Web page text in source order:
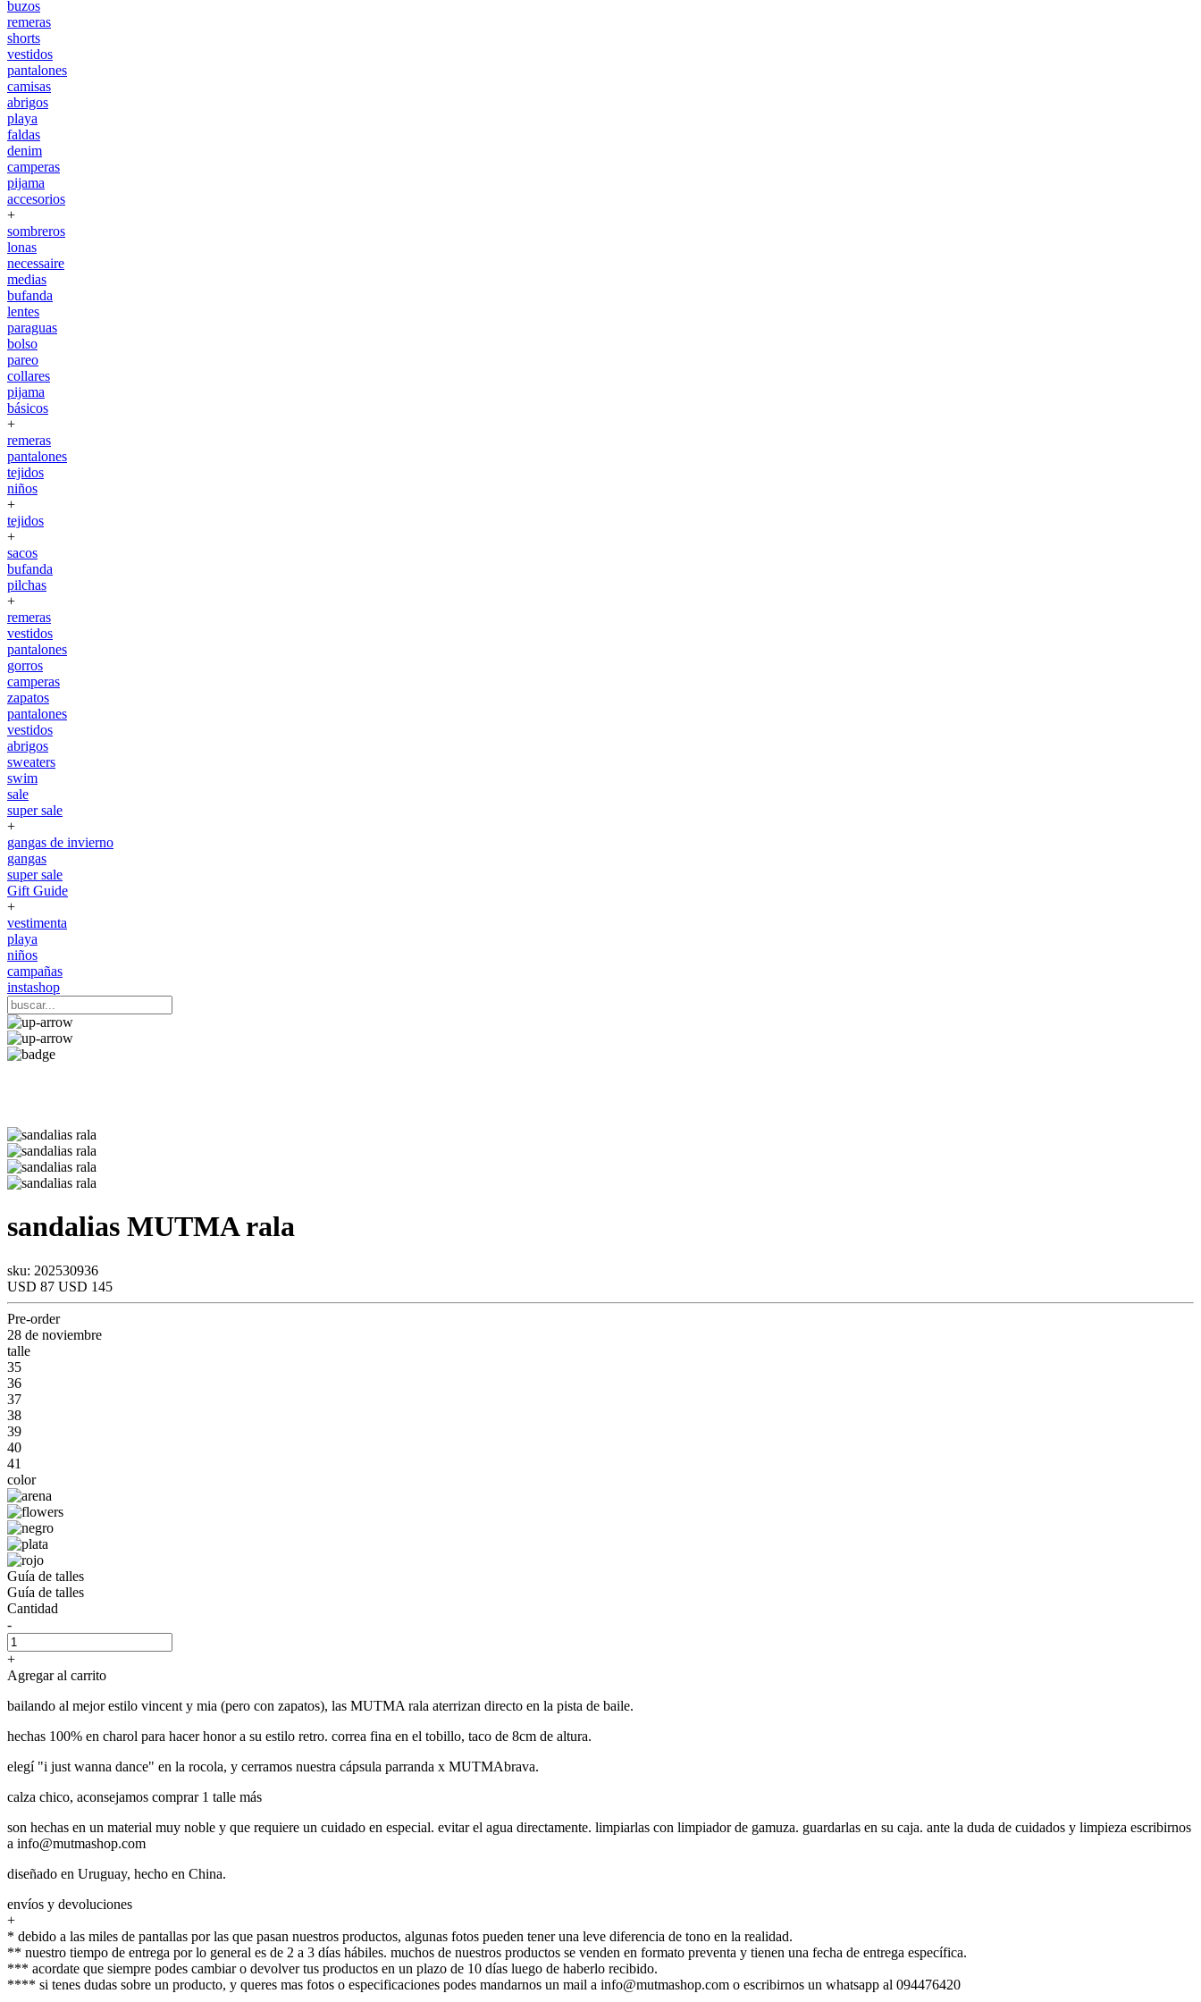
buzos
remeras
shorts
vestidos
pantalones
camisas
abrigos
playa
faldas
denim
camperas
pijama
accesorios
+
sombreros
lonas
necessaire
medias
bufanda
lentes
paraguas
bolso
pareo
collares
pijama
básicos
+
remeras
pantalones
tejidos
niños
+
tejidos
+
sacos
bufanda
pilchas
+
remeras
vestidos
pantalones
gorros
camperas
zapatos
pantalones
vestidos
abrigos
sweaters
swim
sale
super sale
+
gangas de invierno
gangas
super sale
Gift Guide
+
vestimenta
playa
niños
campañas
instashop
sandalias MUTMArala
sku: 202530936
USD 87 USD 145
Pre-order
28 de noviembre
talle
35
36
37
38
39
40
41
color
Guía de talles
Guía de talles
Cantidad
-
+
Agregar al carrito
bailando al mejor estilo vincent y mia (pero con zapatos), las MUTMA rala aterrizan directo en la pista de baile.
hechas 100% en charol para hacer honor a su estilo retro. correa fina en el tobillo, taco de 8cm de altura.
elegí "i just wanna dance" en la rocola, y cerramos nuestra cápsula parranda x MUTMAbrava.
calza chico, aconsejamos comprar 1 talle más
son hechas en un material muy noble y que requiere un cuidado en especial. evitar el agua directamente. limpiarlas con limpiador de gamuza. guardarlas en su caja. ante la duda de cuidados y limpieza escribirnos
a info@mutmashop.com
diseñado en Uruguay, hecho en China.
envíos y devoluciones
+
* debido a las miles de pantallas por las que pasan nuestros productos, algunas fotos pueden tener una leve diferencia de tono en la realidad.
** nuestro tiempo de entrega por lo general es de 2 a 3 días hábiles. muchos de nuestros productos se venden en formato preventa y tienen una fecha de entrega específica.
*** acordate que siempre podes cambiar o devolver tus productos en un plazo de 10 días luego de haberlo recibido.
**** si tenes dudas sobre un producto, y queres mas fotos o especificaciones podes mandarnos un mail a info@mutmashop.com o escribirnos un whatsapp al 094476420